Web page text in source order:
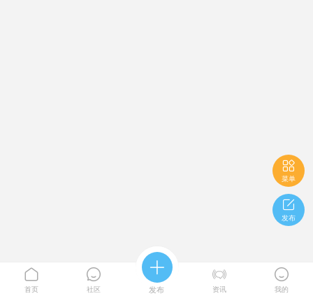

菜单

发布

首页

社区

发布

资讯

我的